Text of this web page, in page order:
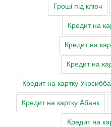
Гроші під ключ
Кредит на
Кредит на
Кредит на
Кредит на картку
Кредит на картку Абанк
Кредит на